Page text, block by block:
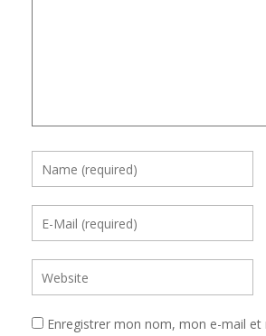
Enregistrer mon nom, mon e-mail et